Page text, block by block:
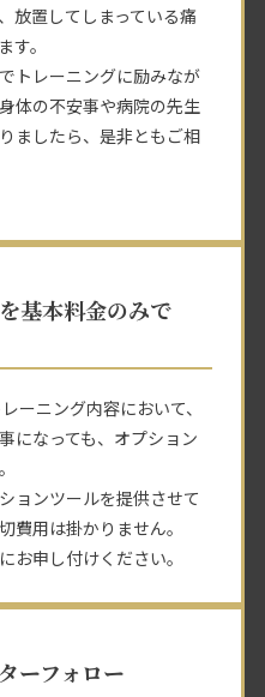
放置してしまっている痛
。
トレーニングに励みなが
体の不安事や病院の先生
ましたら、是非ともご相
基本料金のみで
ーニング内容において、
になっても、オプション
ョンツールを提供させて
費用は掛かりません。
お申し付けください。
ーフォロー